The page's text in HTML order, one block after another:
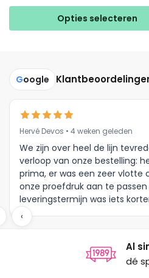
Opties selecteren
heeft
Deze
optie
kan
gekozen
worden
op
de
productpagina
Google
Hervé Devos • 4 weken geleden
We zijn over heel de lijn
verloop van onze bestelling:
prima, er was een zeer
onze proefdruk aan te
leveringstermijn was iets
Meer moet dat niet zijn.
‹
Al
dé